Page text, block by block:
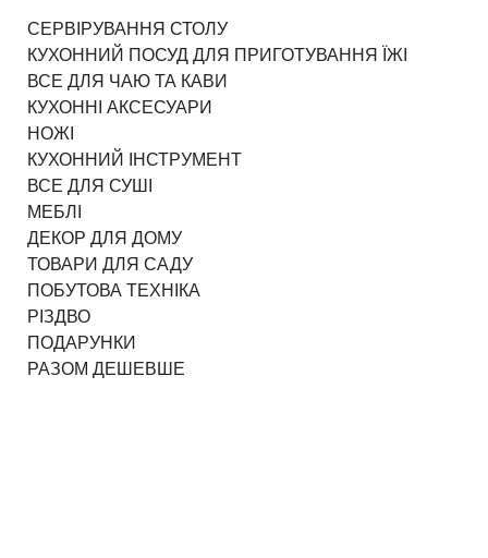
СЕРВІРУВАННЯ СТОЛУ
КУХОННИЙ ПОСУД ДЛЯ ПРИГОТУВАННЯ ЇЖІ
ВСЕ ДЛЯ ЧАЮ ТА КАВИ
КУХОННІ АКСЕСУАРИ
НОЖІ
КУХОННИЙ ІНСТРУМЕНТ
ВСЕ ДЛЯ СУШІ
МЕБЛІ
ДЕКОР ДЛЯ ДОМУ
ТОВАРИ ДЛЯ САДУ
ПОБУТОВА ТЕХНІКА
РІЗДВО
ПОДАРУНКИ
РАЗОМ ДЕШЕВШЕ